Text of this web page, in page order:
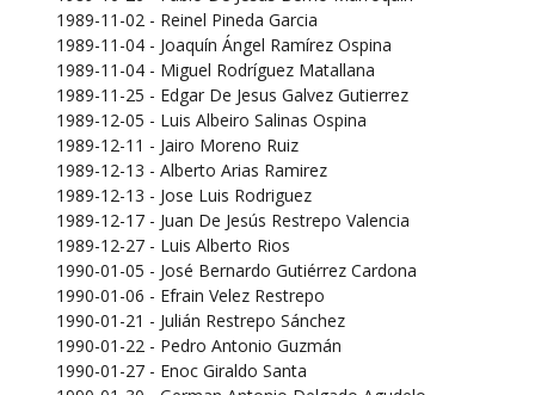
1989-11-02 - Reinel Pineda Garcia
1989-11-04 - Joaquín Ángel Ramírez Ospina
1989-11-04 - Miguel Rodríguez Matallana
1989-11-25 - Edgar De Jesus Galvez Gutierrez
1989-12-05 - Luis Albeiro Salinas Ospina
1989-12-11 - Jairo Moreno Ruiz
1989-12-13 - Alberto Arias Ramirez
1989-12-13 - Jose Luis Rodriguez
1989-12-17 - Juan De Jesús Restrepo Valencia
1989-12-27 - Luis Alberto Rios
1990-01-05 - José Bernardo Gutiérrez Cardona
1990-01-06 - Efrain Velez Restrepo
1990-01-21 - Julián Restrepo Sánchez
1990-01-22 - Pedro Antonio Guzmán
1990-01-27 - Enoc Giraldo Santa